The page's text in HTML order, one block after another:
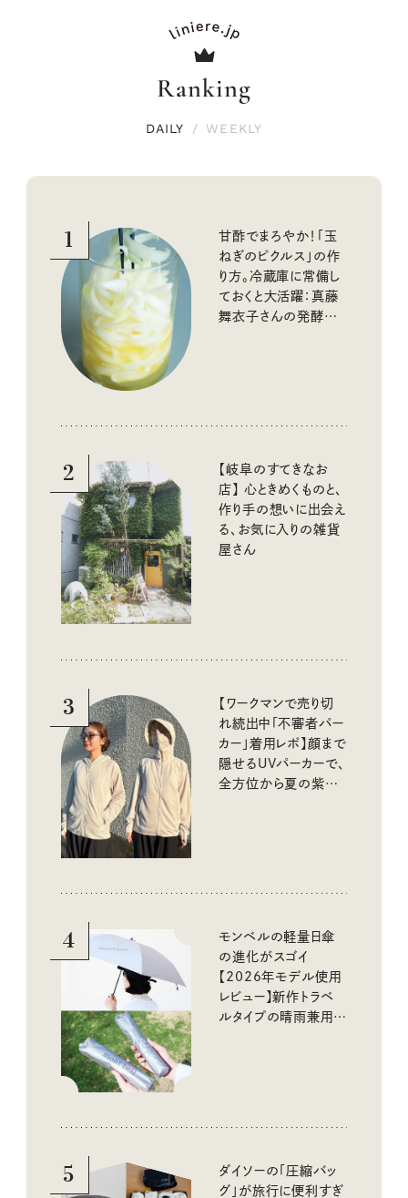
Ranking
DAILY / WEEKLY
1
甘酢でまろやか！「玉
ねぎのピクルス」の作
り方。冷蔵庫に常備し
ておくと大活躍：真藤
舞衣子さんの発酵と
2
【岐阜のすてきなお
店】 心ときめくものと、
作り手の想いに出会え
る、お気に入りの雑貨
屋さん
3
【ワークマンで売り切
れ続出中「不審者パー
カー」着用レポ】顔まで
隠せるUVパーカーで、
全方位から夏の紫外
4
モンベルの軽量日傘
の進化がスゴイ
【2026年モデル使用
レビュー】新作トラベ
ルタイプの晴雨兼用傘
5
ダイソーの「圧縮バッ
グ」が旅行に便利すぎ